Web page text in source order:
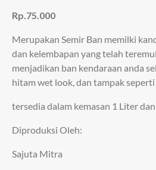
Rp.75.000
Merupakan Semir Ban memilki
dan kelembapan yang telah
menjadikan ban kendaraan anda
hitam wet look, dan tampak
tersedia dalam kemasan 1 Liter
Diproduksi Oleh:
Sajuta Mitra